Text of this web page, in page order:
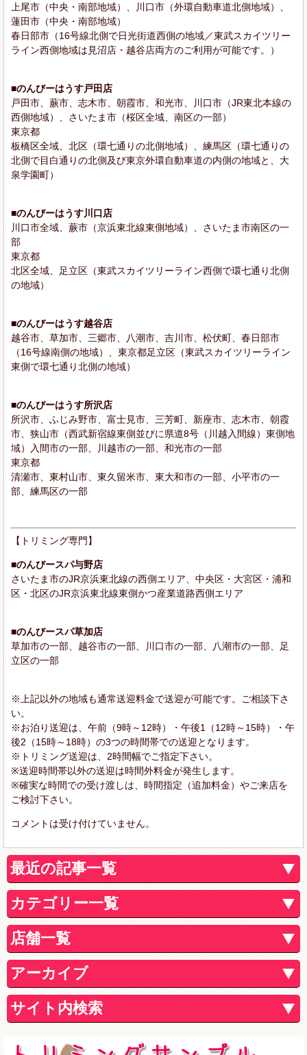
上尾市（中央・南部地域）、川口市（外環自動車道北側地域）、
蓮田市（中央・南部地域）
春日部市（16号線北側で日光街道西側の地域／東武スカイツリー
ライン西側地域は見沼店・越谷店両方のご利用が可能です。）
■のんびーはうす戸田店
戸田市、蕨市、志木市、朝霞市、和光市、川口市（JR東北本線の
西側地域）、さいたま市（桜区全域、南区の一部）
東京都
板橋区全域、北区（環七通りの北側地域）、練馬区（環七通りの
北側で目白通りの北側及び東京外環自動車道の内側の地域と、大
泉学園町）
■のんびーはうす川口店
川口市全域、蕨市（京浜東北線東側地域）、さいたま市南区の一
部
東京都
北区全域、足立区（東武スカイツリーライン西側で環七通り北側
の地域）
■のんびーはうす越谷店
越谷市、草加市、三郷市、八潮市、吉川市、松伏町、春日部市
（16号線南側の地域）、東京都足立区（東武スカイツリーライン
東側で環七通り北側の地域）
■のんびーはうす所沢店
所沢市、ふじみ野市、富士見市、三芳町、新座市、志木市、朝霞
市、狭山市（西武新宿線東側並びに県道8号（川越入間線）東側地
域）入間市の一部、川越市の一部、和光市の一部
東京都
清瀬市、東村山市、東久留米市、東大和市の一部、小平市の一
部、練馬区の一部
【トリミング専門】
■のんびースパ与野店
さいたま市のJR京浜東北線の西側エリア、中央区・大宮区・浦和
区・北区のJR京浜東北線東側かつ産業道路西側エリア
■のんびースパ草加店
草加市の一部、越谷市の一部、川口市の一部、八潮市の一部、足
立区の一部
※上記以外の地域も通常送迎料金で送迎が可能です。ご相談下さ
い。
※お泊り送迎は、午前（9時～12時）・午後1（12時～15時）・午
後2（15時～18時）の3つの時間帯での送迎となります。
※トリミング送迎は、2時間幅でご指定下さい。
※送迎時間帯以外の送迎は時間外料金が発生します。
※確実な時間での受け渡しは、時間指定（追加料金）やご来店を
ご検討下さい。
コメントは受け付けていません。
最近の記事一覧
カテゴリー一覧
店舗一覧
アーカイブ
サイト内検索